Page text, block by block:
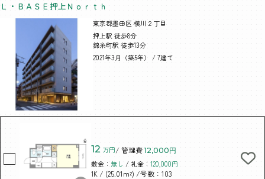
Ｌ・ＢＡＳＥ押上Ｎｏｒｔｈ
東京都墨田区 横川２丁目
押上駅 徒歩8分
錦糸町駅 徒歩13分
2021年3月（築5年） / 7建て
12 万円/ 管理費 12,000円
敷金： 無し / 礼金：120,000円
1K / (25.01m²) /号数：103